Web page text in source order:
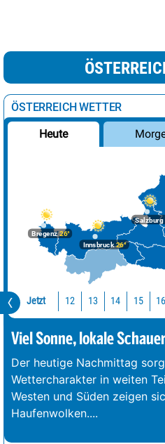
ÖSTERREICH WETTER
Heute
Bregenz26°
Innsbruck26°
Salzburg
Jetzt 12 13 14 15 16
Viel Sonne, lokale
Der heutige Nachmittag
Wettercharakter in weiten
Westen und Süden zeigen
Haufenwolken....